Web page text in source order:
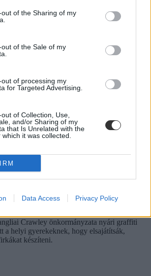
of the Sharing of my
of the Sale of my
of processing my
for Targeted Advertising.
of Collection, Use,
and/or Sharing of my
that Is Unrelated with the
it was collected.
Data Access Privacy Policy
ellen
Crawley önkormányzata nyári graffiti
a helyi gyerekeknek, hogy elsajátítsák,
készíteni.